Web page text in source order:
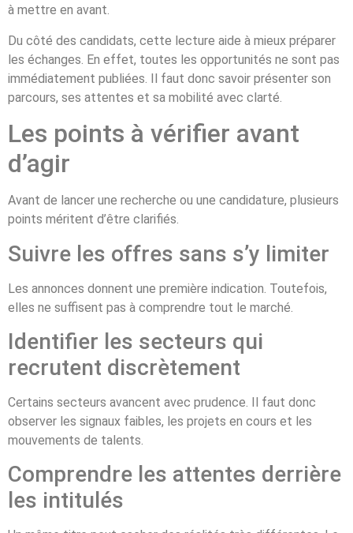
à mettre en avant.
Du côté des candidats, cette lecture aide à mieux préparer
les échanges. En effet, toutes les opportunités ne sont pas
immédiatement publiées. Il faut donc savoir présenter son
parcours, ses attentes et sa mobilité avec clarté.
Les points à vérifier avant
d’agir
Avant de lancer une recherche ou une candidature, plusieurs
points méritent d’être clarifiés.
Suivre les offres sans s’y limiter
Les annonces donnent une première indication. Toutefois,
elles ne suffisent pas à comprendre tout le marché.
Identifier les secteurs qui
recrutent discrètement
Certains secteurs avancent avec prudence. Il faut donc
observer les signaux faibles, les projets en cours et les
mouvements de talents.
Comprendre les attentes derrière
les intitulés